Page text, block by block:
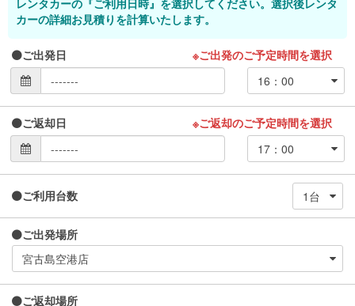
カーの詳細お見積りを計算いたします。
ご出発日 ※ご出発のご予定時間を選択
ご返却日 ※ご返却のご予定時間を選択
ご利用台数
ご出発場所
ご返却場所